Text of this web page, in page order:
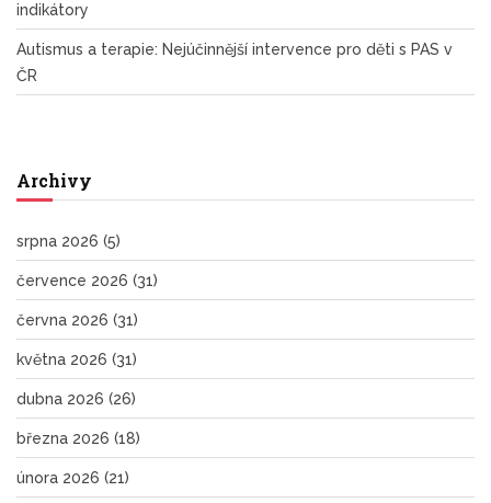
indikátory
Autismus a terapie: Nejúčinnější intervence pro děti s PAS v
ČR
Archivy
srpna 2026 (5)
července 2026 (31)
června 2026 (31)
května 2026 (31)
dubna 2026 (26)
března 2026 (18)
února 2026 (21)